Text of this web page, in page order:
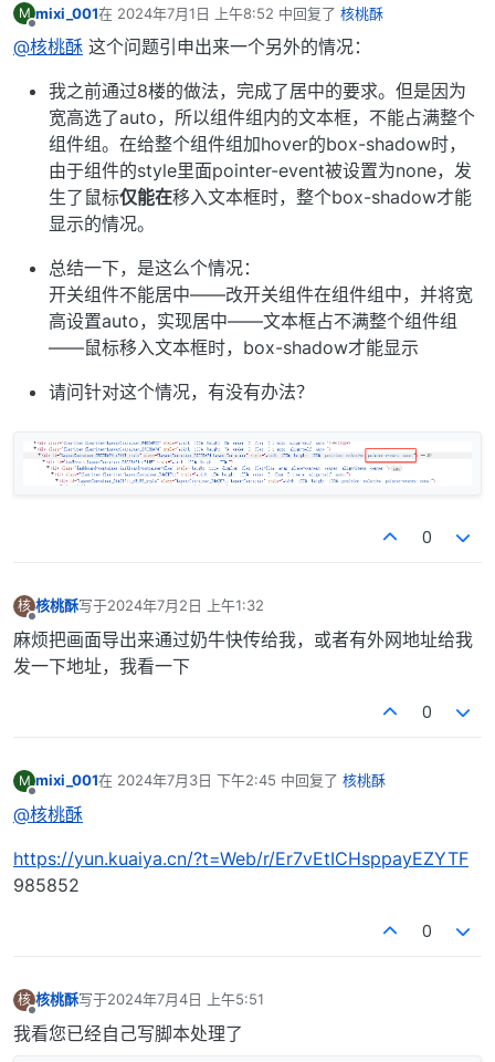
M mixi_001在 2024年7月1日 上午8:52 中回复了 核桃酥
最后由 编辑
@核桃酥 这个问题引申出来一个另外的情况：
我之前通过8楼的做法，完成了居中的要求。但是因为
宽高选了auto，所以组件组内的文本框，不能占满整个
组件组。在给整个组件组加hover的box-shadow时，
由于组件的style里面pointer-event被设置为none，发
生了鼠标仅能在移入文本框时，整个box-shadow才能
显示的情况。
总结一下，是这么个情况：
开关组件不能居中——改开关组件在组件组中，并将宽
高设置auto，实现居中——文本框占不满整个组件组
——鼠标移入文本框时，box-shadow才能显示
请问针对这个情况，有没有办法？
0
核 核桃酥写于2024年7月2日 上午1:32
最后由 编辑
麻烦把画面导出来通过奶牛快传给我，或者有外网地址给我
发一下地址，我看一下
0
M mixi_001在 2024年7月3日 下午2:45 中回复了 核桃酥
最后由 编辑
@核桃酥
https://yun.kuaiya.cn/?t=Web/r/Er7vEtICHsppayEZYTF
985852
0
核 核桃酥写于2024年7月4日 上午5:51
最后由 编辑
我看您已经自己写脚本处理了